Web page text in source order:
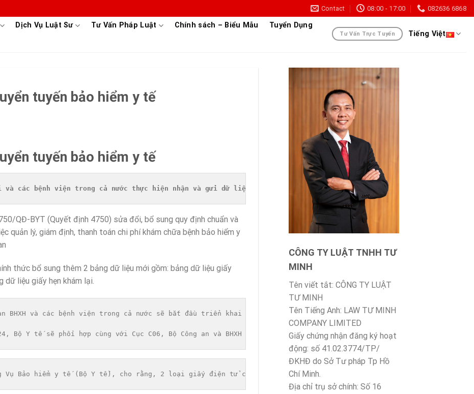
Contact 08:00 - 17:00 082636 6868
Dịch Vụ Luật Sư Tư Vấn Pháp Luật Chính sách – Biểu Mẫu Tuyển Dụng
Tư Vấn Trực Tuyến Tiếng Việt
tuyến bảo hiểm y tế
tuyến bảo hiểm y tế
và các bệnh viện trong cả nước thực hiện nhận và gửi dữ liệu điện tử giấy chuyển tuyến bảo hiểm y tế, đảm bảo
QĐ-BYT (Quyết định 4750) sửa đổi, bổ sung quy định chuẩn và
quản lý, giám định, thanh toán chi phí khám chữa bệnh bảo hiểm y
thức bổ sung thêm 2 bảng dữ liệu mới gồm: bảng dữ liệu giấy
dữ liệu giấy hẹn khám lại.
BHXH và các bệnh viện trong cả nước sẽ bắt đầu triển khai kiểm thử việc gửi và nhận dữ liệu điện tử giấy
Bộ Y tế sẽ phối hợp cùng với Cục C06, Bộ Công an và BHXH cùng nghiên cứu, triển khai tích hợp 2 loại giấy tờ này
Vụ Bảo hiểm y tế (Bộ Y tế), cho rằng, 2 loại giấy điện tử chuyển tuyến bảo hiểm y tế và giấy hẹn khám lại là
CÔNG TY LUẬT TNHH TƯ
MINH
Tên viết tắt: CÔNG TY LUẬT
TƯ MINH
Tên Tiếng Anh: LAW TƯ MINH
COMPANY LIMITED
Giấy chứng nhận đăng ký hoạt
động: số 41.02.3774/TP/
ĐKHĐ do Sở Tư pháp Tp Hồ
Chí Minh.
Địa chỉ trụ sở chính: Số 16